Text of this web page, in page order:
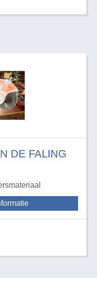
DE FALING